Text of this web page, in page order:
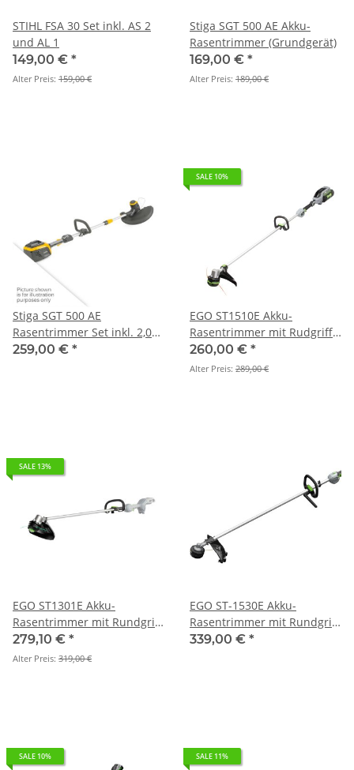
STIHL FSA 30 Set inkl. AS 2
und AL 1
149,00 € *
Alter Preis: 159,00 €
Stiga SGT 500 AE Akku-
Rasentrimmer (Grundgerät)
169,00 € *
Alter Preis: 189,00 €
Stiga SGT 500 AE
Rasentrimmer Set inkl. 2,0
Ah Akku und Ladegerät
259,00 € *
SALE 10%
EGO ST1510E Akku-
Rasentrimmer mit Rudgriff
(Grundgerät)
260,00 € *
Alter Preis: 289,00 €
SALE 13%
EGO ST1301E Akku-
Rasentrimmer mit Rundgriff
Set inkl.2,5 Ah Akku und
Standardladegerat
279,10 € *
Alter Preis: 319,00 €
EGO ST-1530E Akku-
Rasentrimmer mit Rundgriff
(Grundgerät)
339,00 € *
SALE 10% SALE 11%